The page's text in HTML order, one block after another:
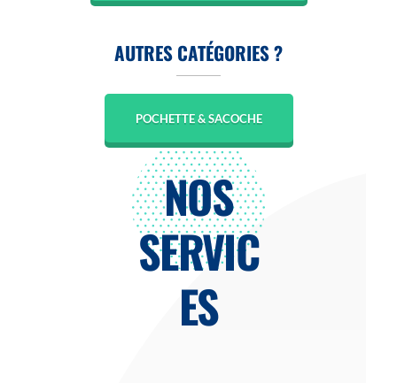
AUTRES CATÉGORIES ?
POCHETTE & SACOCHE
NOS
SERVIC
ES